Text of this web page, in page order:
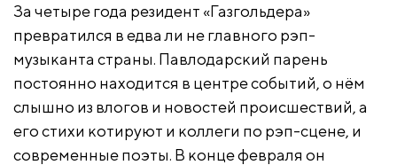
За четыре года резидент «Газгольдера»
превратился в едва ли не главного рэп-
музыканта страны. Павлодарский парень
постоянно находится в центре событий, о нём
слышно из влогов и новостей происшествий, а
его стихи котируют и коллеги по рэп-сцене, и
современные поэты. В конце февраля он